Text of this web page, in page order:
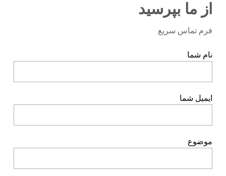
از ما بپرسید
فرم تماس سریع
نام شما
ایمیل شما
موضوع